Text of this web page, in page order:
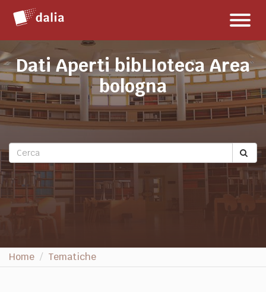
contenuto
Dati Aperti bibLIoteca Area
bologna
Home Tematiche